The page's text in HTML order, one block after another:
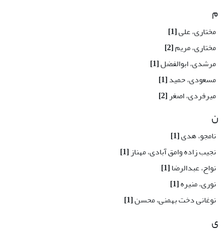
م
مختاری، علی[1]
مختاری، مریم[2]
مرشدی، ابوالفضل[1]
مسعودی، حمید[1]
میرفردی، اصغر[2]
ن
نامجو، هدی[1]
نجیب زاده وامق آبادی، مهناز[1]
نواح، عبدالرضا[1]
نوری، منیره[1]
نوغانی دخت بهمنی، محسن[1]
ی